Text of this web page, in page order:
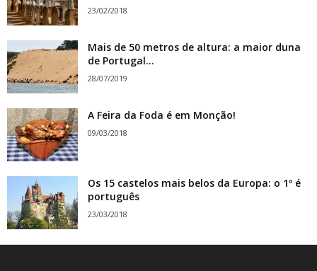
23/02/2018
Mais de 50 metros de altura: a maior duna
de Portugal...
28/07/2019
A Feira da Foda é em Monção!
09/03/2018
Os 15 castelos mais belos da Europa: o 1º é
português
23/03/2018